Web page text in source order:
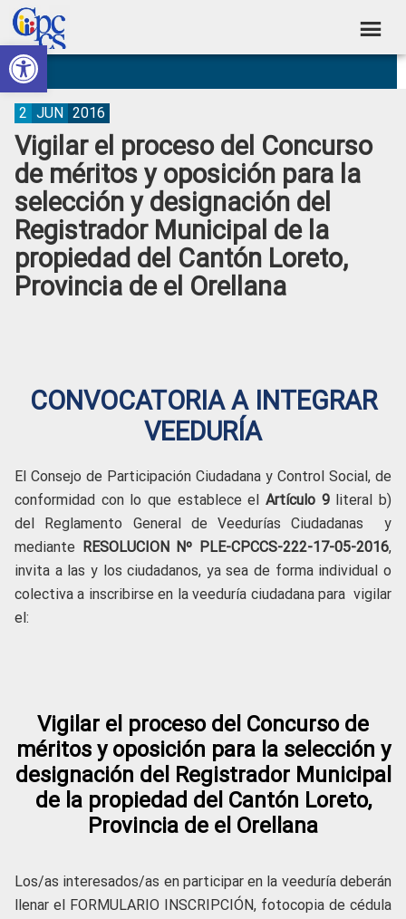
Abrir barra de herramientas
Skip
to
primary
navigation
Skip
to
main
content
Skip
to
primary
sidebar
Skip
to
footer
Consejo
de
Participación
Ciudadana
Control
Social
Construyendo
Poder
Ciudadano
Vigilar el proceso del Concurso
de méritos y oposición para la
selección y designación del
Registrador Municipal de la
propiedad del Cantón Loreto,
Provincia de el Orellana
2 JUN 2016
CONVOCATORIA A INTEGRAR
VEEDURÍA
El Consejo de Participación Ciudadana y Control Social, de
conformidad con lo que establece el Artículo 9 literal b)
del Reglamento General de Veedurías Ciudadanas y
mediante RESOLUCION Nº PLE-CPCCS-222-17-05-2016,
invita a las y los ciudadanos, ya sea de forma individual o
colectiva a inscribirse en la veeduría ciudadana para vigilar
el:
Vigilar el proceso del Concurso de
méritos y oposición para la selección y
designación del Registrador Municipal
de la propiedad del Cantón Loreto,
Provincia de el Orellana
Los/as interesados/as en participar en la veeduría deberán
llenar el FORMULARIO INSCRIPCIÓN, fotocopia de cédula